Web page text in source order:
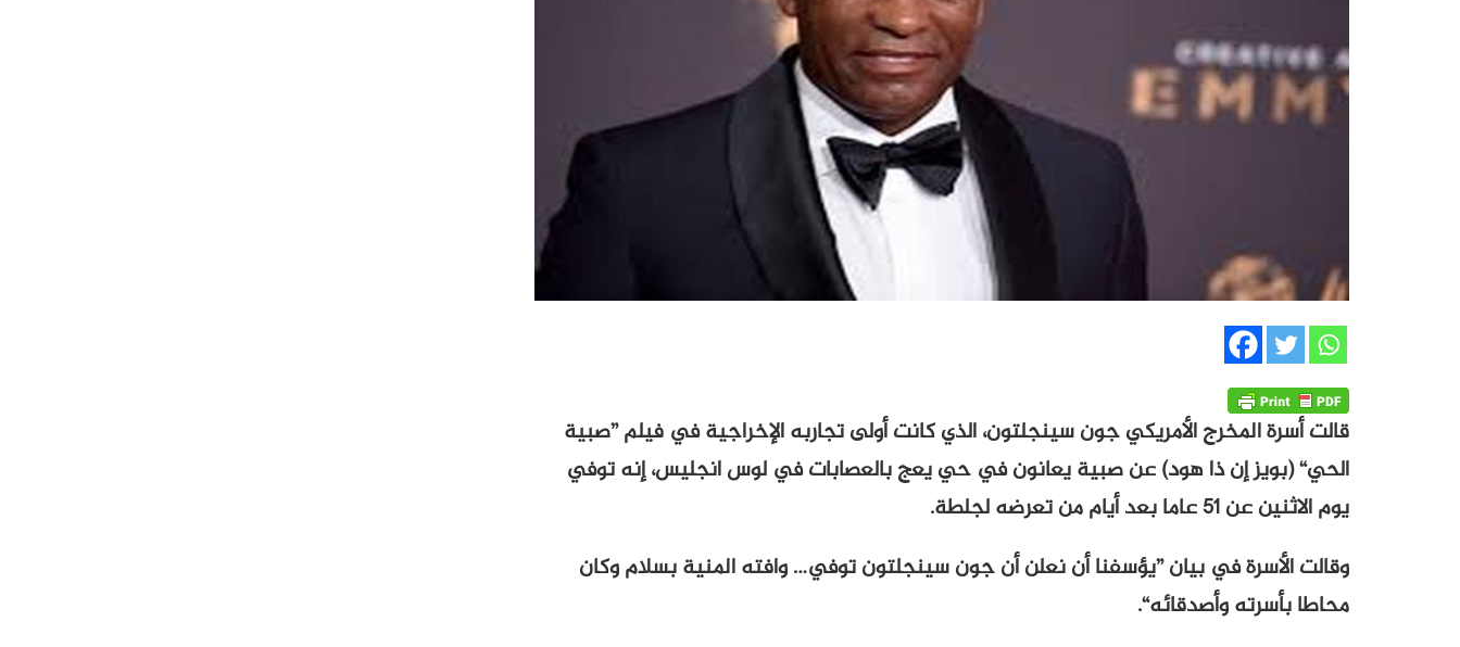
قالت أسرة المخرج الأمريكي جون سينجلتون، الذي كانت أولى تجاربه الإخراجية في فيلم ”صبية
الحي“ (بويز إن ذا هود) عن صبية يعانون في حي يعج بالعصابات في لوس انجليس، إنه توفي
يوم الاثنين عن 51 عاما بعد أيام من تعرضه لجلطة.
وقالت الأسرة في بيان ”يؤسفنا أن نعلن أن جون سينجلتون توفي… وافته المنية بسلام وكان
محاطا بأسرته وأصدقائه“.